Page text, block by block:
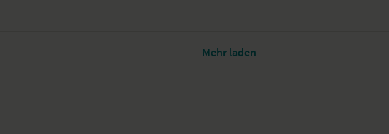
Mehr laden